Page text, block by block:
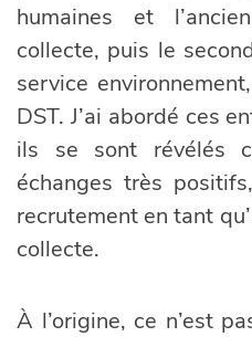
humaines et
collecte, puis le
service
DST. J’ai abordé ces
ils se sont révélés
échanges très
recrutement en tant
collecte.
À l’origine, ce n’est